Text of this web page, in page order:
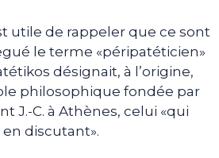
utile de rappeler que ce sont
le terme «péripatéticien»
désignait, à l’origine,
philosophique fondée par
J.-C. à Athènes, celui «qui
discutant».